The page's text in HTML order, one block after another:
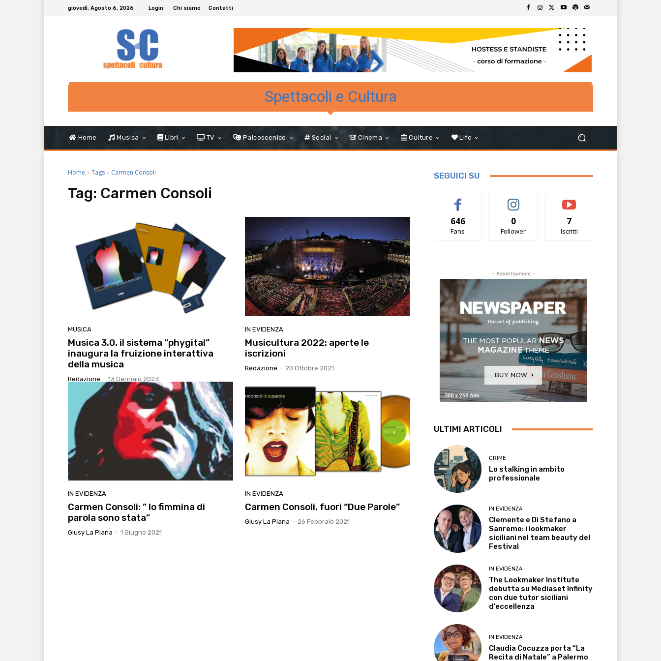
giovedì, Agosto 6, 2026 Login Chi siamo Contatti
Spettacoli e Cultura
Home Musica Libri TV Palcoscenico Social Cinema Culture Life
Home Tags Carmen Consoli
Tag: Carmen Consoli
MUSICA
Musica 3.0, il sistema “phygital”
inaugura la fruizione interattiva
della musica
Redazione - 13 Gennaio 2023
IN EVIDENZA
Musicultura 2022: aperte le
iscrizioni
Redazione - 20 Ottobre 2021
IN EVIDENZA
Carmen Consoli: ” Io fimmina di
parola sono stata”
Giusy La Piana - 1 Giugno 2021
IN EVIDENZA
Carmen Consoli, fuori “Due Parole”
Giusy La Piana - 26 Febbraio 2021
SEGUICI SU
646
Fans
0
Follower
7
Iscritti
- Advertisement -
ULTIMI ARTICOLI
CRIME
Lo stalking in ambito
professionale
IN EVIDENZA
Clemente e Di Stefano a
Sanremo: i lookmaker
siciliani nel team beauty del
Festival
IN EVIDENZA
The Lookmaker Institute
debutta su Mediaset Infinity
con due tutor siciliani
d’eccellenza
IN EVIDENZA
Claudia Cocuzza porta “La
Recita di Natale” a Palermo